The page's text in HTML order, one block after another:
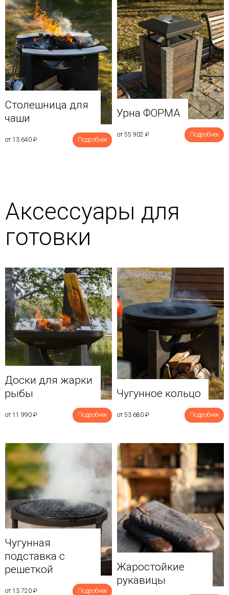
Столешница для
чаши
от 13 640 ₽ Подробнее
Урна ФОРМА
от 55 902 ₽ Подробнее
Аксессуары для
готовки
Доски для жарки
рыбы
от 11 990 ₽ Подробнее
Чугунное кольцо
от 53 680 ₽ Подробнее
Чугунная
подставка с
решеткой
от 13 720 ₽ Подробнее
Жаростойкие
рукавицы